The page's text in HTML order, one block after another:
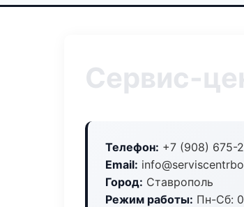
Сервис-
Телефон: +7 (908) 675-
Email:
Город: Ставрополь
Режим работы: Пн-Сб: